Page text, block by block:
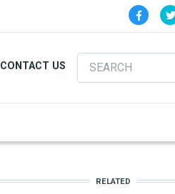
CONTACT US Search
RELATED